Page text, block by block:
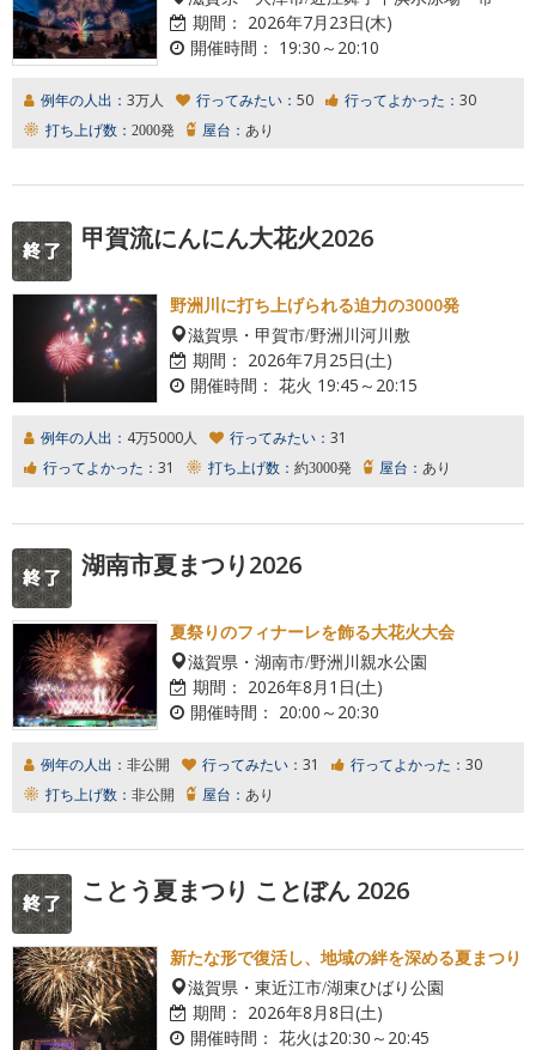
期間： 2026年7月23日(木)
開催時間： 19:30～20:10
例年の人出： 3万人 行ってみたい： 50 行ってよかった： 30
打ち上げ数： 2000発 屋台： あり
甲賀流にんにん大花火2026
野洲川に打ち上げられる迫力の3000発
滋賀県・甲賀市/野洲川河川敷
期間： 2026年7月25日(土)
開催時間： 花火 19:45～20:15
例年の人出： 4万5000人 行ってみたい： 31
行ってよかった： 31 打ち上げ数： 約3000発 屋台： あり
湖南市夏まつり2026
夏祭りのフィナーレを飾る大花火大会
滋賀県・湖南市/野洲川親水公園
期間： 2026年8月1日(土)
開催時間： 20:00～20:30
例年の人出： 非公開 行ってみたい： 31 行ってよかった： 30
打ち上げ数： 非公開 屋台： あり
ことう夏まつり ことぼん 2026
新たな形で復活し、地域の絆を深める夏まつり
滋賀県・東近江市/湖東ひばり公園
期間： 2026年8月8日(土)
開催時間： 花火は20:30～20:45